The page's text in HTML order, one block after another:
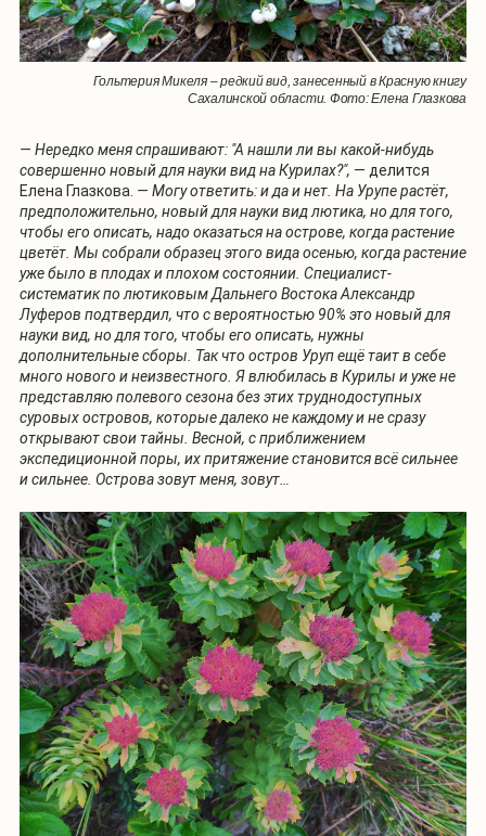
Гольтерия Микеля – редкий вид, занесенный в Красную книгу
Сахалинской области. Фото: Елена Глазкова
— Нередко меня спрашивают: "А нашли ли вы какой-нибудь
совершенно новый для науки вид на Курилах?", — делится
Елена Глазкова. — Могу ответить: и да и нет. На Урупе растёт,
предположительно, новый для науки вид лютика, но для того,
чтобы его описать, надо оказаться на острове, когда растение
цветёт. Мы собрали образец этого вида осенью, когда растение
уже было в плодах и плохом состоянии. Специалист-
систематик по лютиковым Дальнего Востока Александр
Луферов подтвердил, что с вероятностью 90% это новый для
науки вид, но для того, чтобы его описать, нужны
дополнительные сборы. Так что остров Уруп ещё таит в себе
много нового и неизвестного. Я влюбилась в Курилы и уже не
представляю полевого сезона без этих труднодоступных
суровых островов, которые далеко не каждому и не сразу
открывают свои тайны. Весной, с приближением
экспедиционной поры, их притяжение становится всё сильнее
и сильнее. Острова зовут меня, зовут…